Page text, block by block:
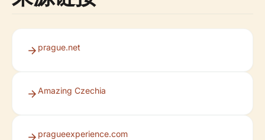
prague.net
Amazing Czechia
pragueexperience.com